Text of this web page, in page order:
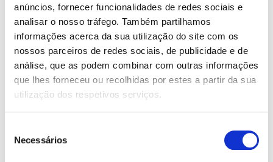
anúncios, fornecer funcionalidades de redes sociais e
analisar o nosso tráfego. Também partilhamos
informações acerca da sua utilização do site com os
nossos parceiros de redes sociais, de publicidade e de
análise, que as podem combinar com outras informações
que lhes forneceu ou recolhidas por estes a partir da sua
utilização dos respetivos serviços.
Necessários
what can be done to strengthen the security and to
reinforce the trust?
Join the session on Wednesday,8th December at
12:45 - 13:45 (CET) at Conference Room 8.